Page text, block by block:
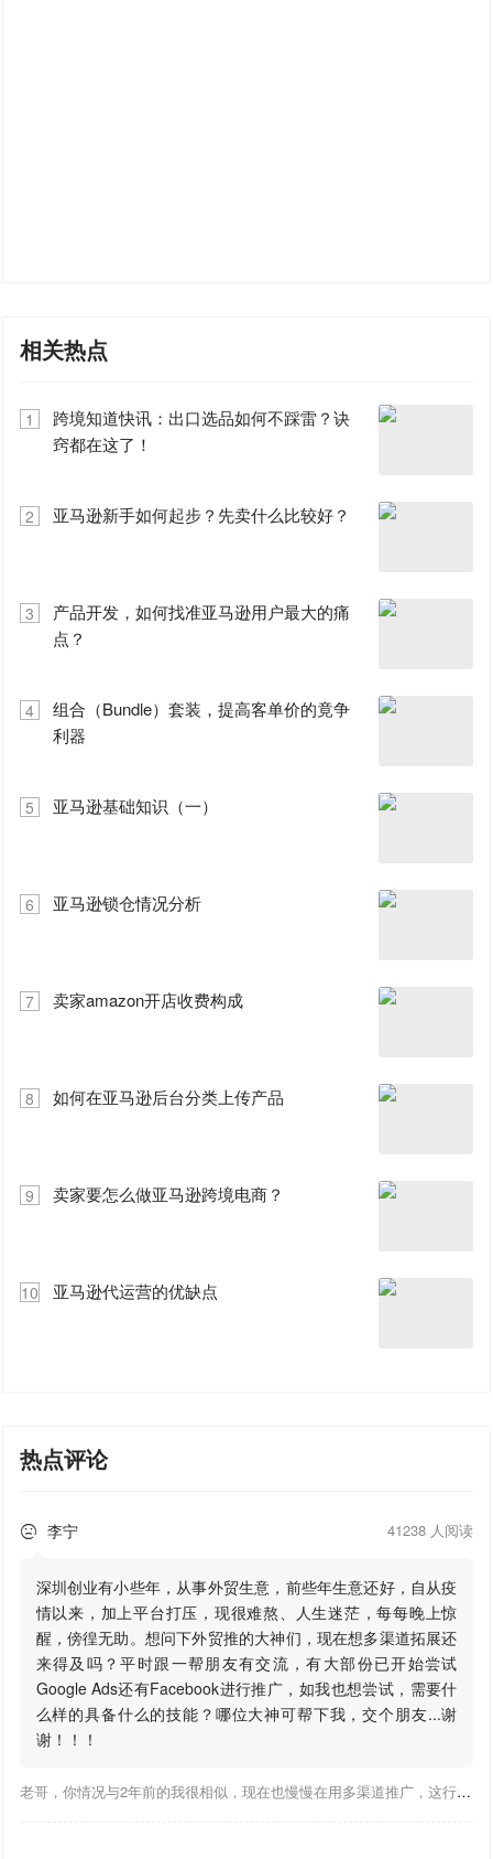
相关热点
1
跨境知道快讯：出口选品如何不踩雷？诀
窍都在这了！
2 亚马逊新手如何起步？先卖什么比较好？
3
产品开发，如何找准亚马逊用户最大的痛
点？
4
组合（Bundle）套装，提高客单价的竟争
利器
5 亚马逊基础知识（一）
6 亚马逊锁仓情况分析
7 卖家amazon开店收费构成
8 如何在亚马逊后台分类上传产品
9 卖家要怎么做亚马逊跨境电商？
10 亚马逊代运营的优缺点
热点评论
 李宁 41238 人阅读
深圳创业有小些年，从事外贸生意，前些年生意还好，自从疫
情以来，加上平台打压，现很难熬、人生迷茫，每每晚上惊
醒，傍徨无助。想问下外贸推的大神们，现在想多渠道拓展还
来得及吗？平时跟一帮朋友有交流，有大部份已开始尝试
Google Ads还有Facebook进行推广，如我也想尝试，需要什
么样的具备什么的技能？哪位大神可帮下我，交个朋友...谢
谢！！！
老哥，你情况与2年前的我很相似，现在也慢慢在用多渠道推广，这行有钱景，你有基础上手会比较快，不必担心。至于Google还是Facebook哪好上手，我是Google广告入手，现在迷上外贸推关注大神们的营销推广干货。有空你也可多泡下这站，真能学到不少东西；希望可以帮到你！